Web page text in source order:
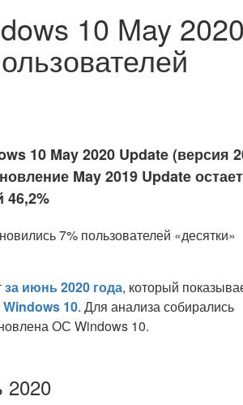
10 May 2020
10 May 2020 Update (версия
May 2019 Update
46,2%
за июнь 2020 года, который
Windows 10. Для анализа собирались
ОС Windows 10.
2020